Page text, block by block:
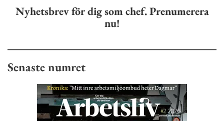
Nyhetsbrev för dig som chef. Prenumerera
nu!
Senaste numret